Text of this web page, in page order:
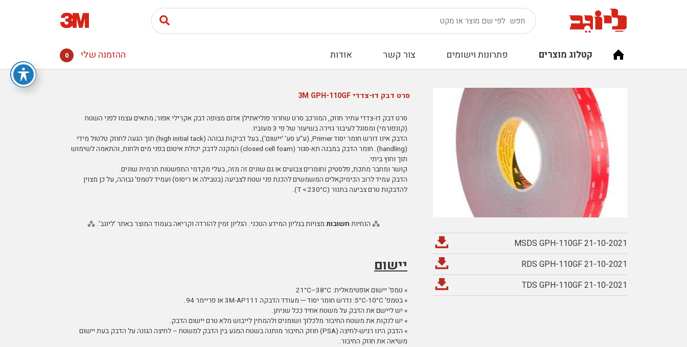
קטלוג מוצרים פתרונות וישומים צור קשר אודות ההזמנה שלי 0
סרט דבק דוּ-צדדי 3M GPH-110GF
MSDS GPH-110GF 21-10-2021
RDS GPH-110GF 21-10-2021
TDS GPH-110GF 21-10-2021
סרט דבק דוּ-צדדי עתיר חוזק, המורכב סרט שחרור פוליאתילן אדום מצופה דבק אקרילי אפור; מתאים עצמו לפני השטח
(קונפורמי) ומסוגל לעיבור גזירה בשיעור של פי 3 מעוביו.
הדבק אינו דורש חומר יסוד Primer, (ע"ע סע' 'יישום'), בעל דביקות גבוהה (high initial tack) תוך הגעה לחוזק טלטול מִידי
(handling). חומר הדבק במבנה תא-סגור (closed cell foam) המקנה לדבק יכולת איטום בפני מים ולחות, והתאמה לשימוש
תוך וחוץ ביתי.
קושר ומחבר מתכת, פלסטיק וחומרים צבועים או גם שונים זה מזה, בעלי מקדמי התפשטות תרמית שונים.
הדבק עמיד לרוב הכימיקאלים המשמשים להכנת פני שטח לצביעה (בטבילה או ריסוס) ועמיד לטמפ' גבוהה, על כן מצוין
להדבקות טרם צביעה בתנור (T < 230°C).
⁂ הנחיות חשובות מצויות בגליון המידע הטכני. הגליון זמין להורדה וקריאה בעמוד המוצר באתר 'ליוגב'. ⁂
יישום
» טמפ' יישום אופטימאלית: 21°C–38°C
» בטמפ' 5°C-10°C: נדרש חומר יסוד ─ מעודד הדבקה 3M-AP111 או פריימר 94.
» יש ליישם את הדבק על משטח אחיד ככל שניתן.
» יש לנקות את משטח החיבור מלכלוך ושומנים ולהמתין לייבוש מלא טרם יישום הדבק.
» הדבק הינו רגיש-לחיצה (PSA) חוזק החיבור מותנה בשטח המגע בין הדבק למשטח – לחיצה הגונה על הדבק בעת יישום
משִֺיאה את חוזק החיבור.